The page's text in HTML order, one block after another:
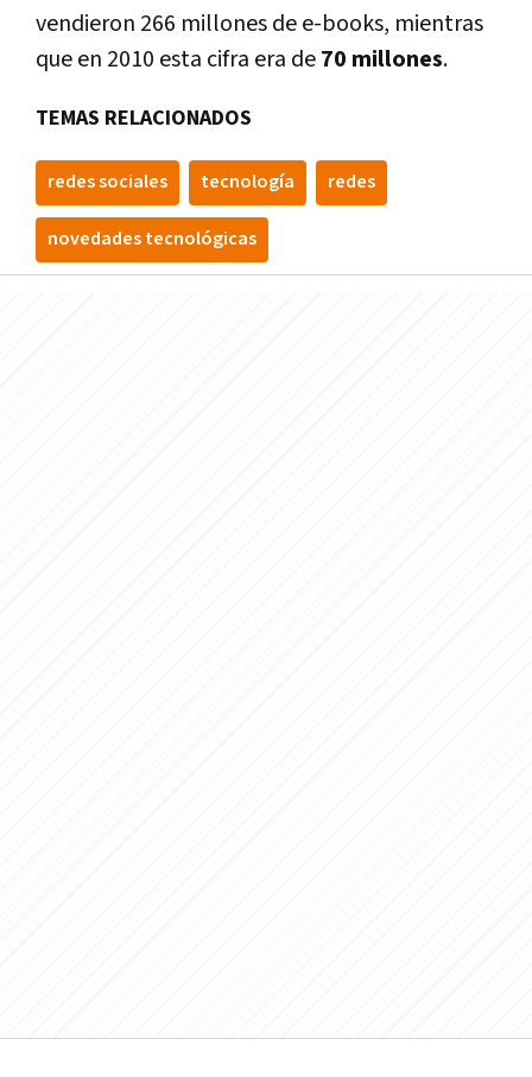
vendieron 266 millones de e-books, mientras
que en 2010 esta cifra era de70 millones.
TEMAS RELACIONADOS
redes sociales tecnologí­a redes
novedades tecnológicas